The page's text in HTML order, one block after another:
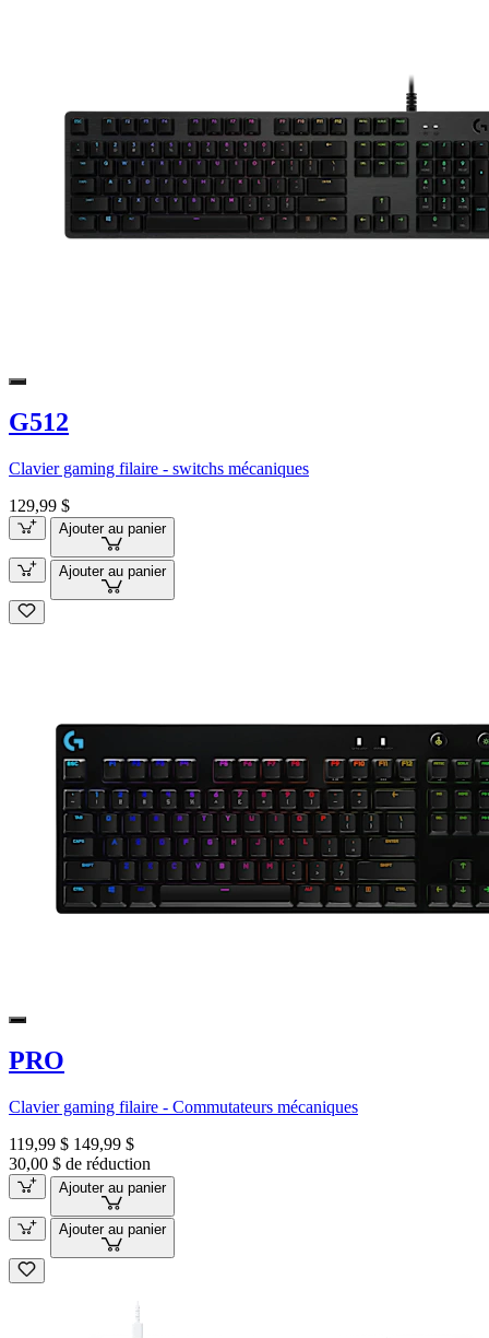
G512
Clavier gaming filaire - switchs mécaniques
129,99 $
Ajouter au panier
Ajouter au panier
PRO
Clavier gaming filaire - Commutateurs mécaniques
119,99 $ 149,99 $
30,00 $ de réduction
Ajouter au panier
Ajouter au panier